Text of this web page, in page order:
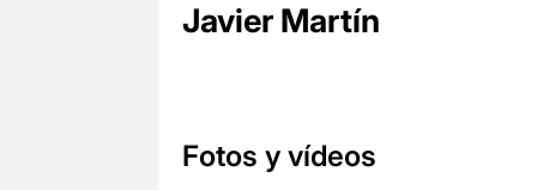
Javier Martín
Fotos y vídeos